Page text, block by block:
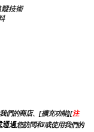
技術
們的商店、[擴充功能][注
通過您訪問和/或使用我們的